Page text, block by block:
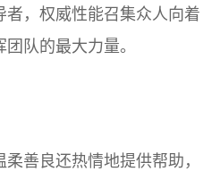
，权威性能召集众人向着
队的最大力量。
善良还热情地提供帮助，